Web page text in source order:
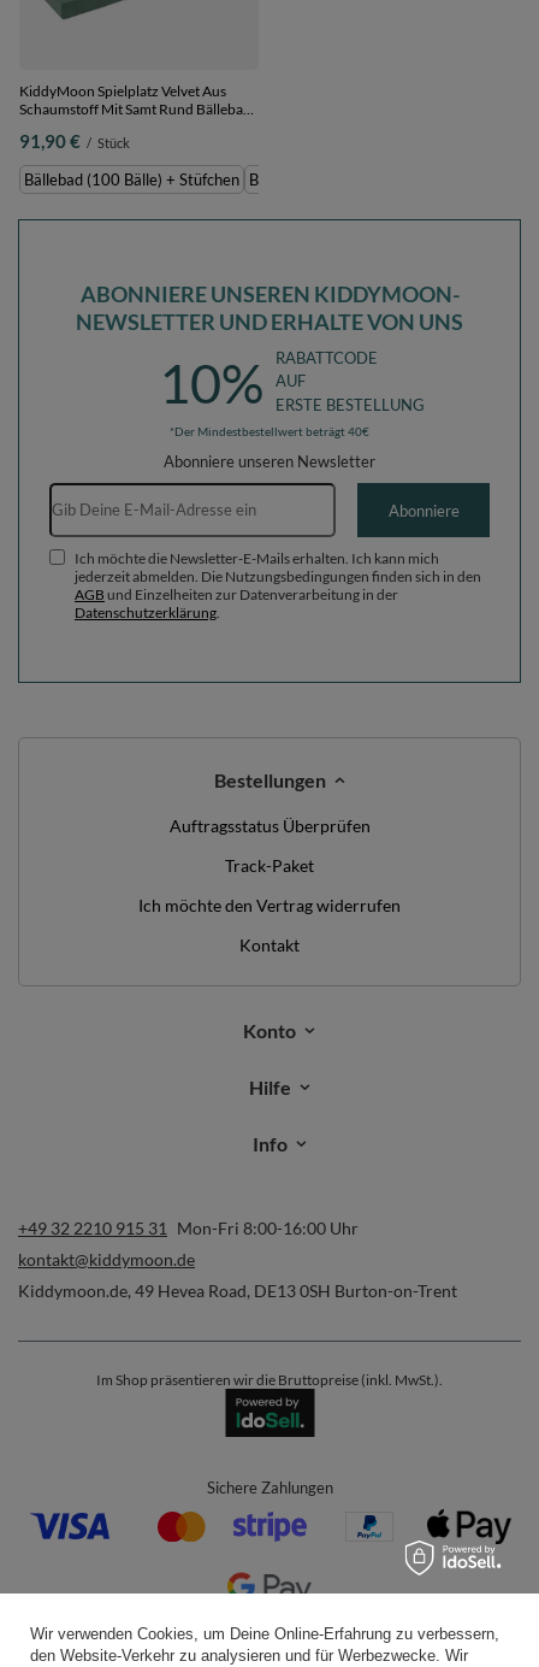
KiddyMoon Spielplatz Velvet Aus
Schaumstoff Mit Samt Rund Bällebad
Hindernisläufen, Hergestellt In Der
EU, waldgrün:
dunkeltürkis/pastellbeige/grüngrau/lachsfarben,
Bällebad (100 Bälle) + Stüfchen
91,90 € / Stück
Bällebad (100 Bälle) + Stüfchen Bällebad (200 Bälle) + Stüfchen
ABONNIERE UNSEREN KIDDYMOON-
NEWSLETTER UND ERHALTE VON UNS
10%
RABATTCODE
AUF
ERSTE BESTELLUNG
*Der Mindestbestellwert beträgt 40€
Abonniere unseren Newsletter
E-Mail-Adresse
Abonniere
Ich möchte die Newsletter-E-Mails erhalten. Ich kann mich
jederzeit abmelden. Die Nutzungsbedingungen finden sich in den
AGB und Einzelheiten zur Datenverarbeitung in der
Datenschutzerklärung
Bestellungen
Auftragsstatus Überprüfen
Track-Paket
Ich möchte den Vertrag widerrufen
Kontakt
Konto
Hilfe
Info
+49 32 2210 915 31
Mon-Fri 8:00-16:00 Uhr
kontakt@kiddymoon.de
Kiddymoon.de, 49 Hevea Road, DE13 0SH Burton-on-Trent
Im Shop präsentieren wir die Bruttopreise (inkl. MwSt.).
Sichere Zahlungen
Bequeme Lieferung
Wir verwenden Cookies, um Deine Online-Erfahrung zu verbessern,
den Website-Verkehr zu analysieren und für Werbezwecke. Wir